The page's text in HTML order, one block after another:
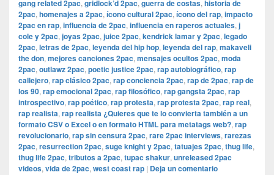
gang related 2pac, gridlock’d 2pac, guerra de costas, historia de
2pac, homenajes a 2pac, ícono cultural 2pac, ícono del rap, impacto
2pac en rap, influencia de 2pac, influencia en raperos actuales, j
cole y 2pac, joyas 2pac, juice 2pac, kendrick lamar y 2pac, legado
2pac, letras de 2pac, leyenda del hip hop, leyenda del rap, makaveli
the don, mejores canciones 2pac, mensajes ocultos 2pac, moda
2pac, outlawz 2pac, poetic justice 2pac, rap autobiográfico, rap
callejero, rap clásico 2pac, rap conciencia 2pac, rap de 2pac, rap de
los 90, rap emocional 2pac, rap filosófico, rap gangsta 2pac, rap
introspectivo, rap poético, rap protesta, rap protesta 2pac, rap real,
rap realista, rap realista ¿Quieres que te lo convierta también a un
formato CSV o Excel o en formato HTML para metatags web?, rap
revolucionario, rap sin censura 2pac, rare 2pac interviews, rarezas
2pac, resurrection 2pac, suge knight y 2pac, tatuajes 2pac, thug life,
thug life 2pac, tributos a 2pac, tupac shakur, unreleased 2pac
videos, vida de 2pac, west coast rap | Deja un comentario